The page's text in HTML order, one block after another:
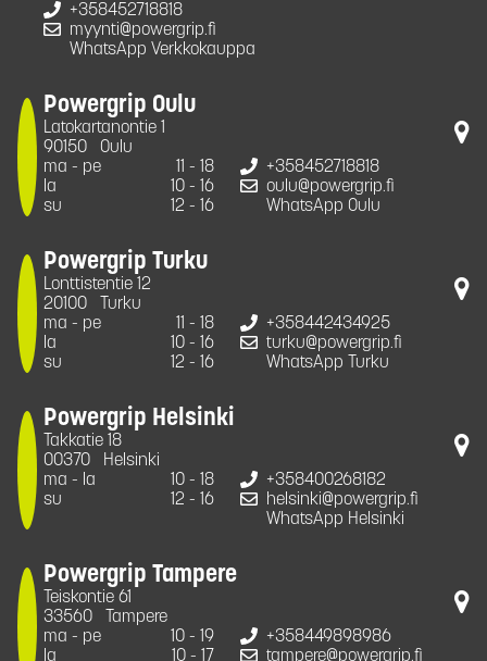
+358452718818
myynti@powergrip.fi
WhatsApp Verkkokauppa
Powergrip Oulu
Latokartanontie 1
90150
Oulu
ma - pe
11 - 18
la
10 - 16
su
12 - 16
+358452718818
oulu@powergrip.fi
WhatsApp Oulu
Powergrip Turku
Lonttistentie 12
20100
Turku
ma - pe
11 - 18
la
10 - 16
su
12 - 16
+358442434925
turku@powergrip.fi
WhatsApp Turku
Powergrip Helsinki
Takkatie 18
00370
Helsinki
ma - la
10 - 18
su
12 - 16
+358400268182
helsinki@powergrip.fi
WhatsApp Helsinki
Powergrip Tampere
Teiskontie 61
33560
Tampere
ma - pe
10 - 19
la
10 - 17
+358449898986
tampere@powergrip.fi